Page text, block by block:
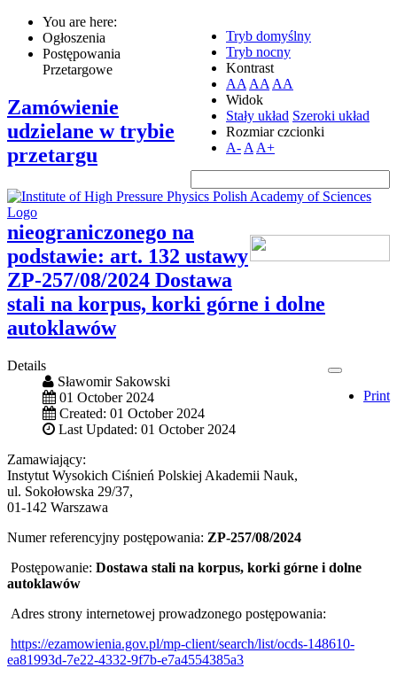
Tryb domyślny
Tryb nocny
Kontrast
AA AA AA
Widok
Stały układ Szeroki układ
Rozmiar czcionki
A- A A+
You are here:
Ogłoszenia
Postępowania
Przetargowe
Zamówienie
udzielane w trybie
przetargu
nieograniczonego na
podstawie: art. 132 ustawy
ZP-257/08/2024 Dostawa
stali na korpus, korki górne i dolne
autoklawów
Print
Details
Sławomir Sakowski
01 October 2024
Created: 01 October 2024
Last Updated: 01 October 2024
Zamawiający:
Instytut Wysokich Ciśnień Polskiej Akademii Nauk,
ul. Sokołowska 29/37,
01-142 Warszawa
Numer referencyjny postępowania: ZP-257/08/2024
Postępowanie: Dostawa stali na korpus, korki górne i dolne
autoklawów
Adres strony internetowej prowadzonego postępowania:
https://ezamowienia.gov.pl/mp-client/search/list/ocds-148610-
ea81993d-7e22-4332-9f7b-e7a4554385a3